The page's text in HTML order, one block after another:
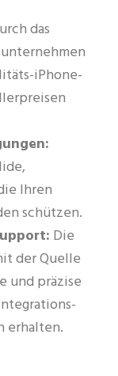
das
iPhone-
Ihren
schützen.
Die
der Quelle
und präzise
erhalten.